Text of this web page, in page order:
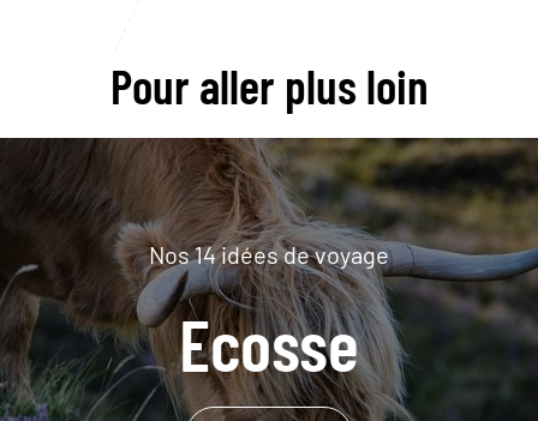
Pour aller plus loin
Nos 14 idées de voyage
Ecosse